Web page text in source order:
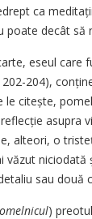
ca
poate decât să
eseul care
202-204),
le citește,
asupra
alteori, o
văzut niciodată
sau două
)